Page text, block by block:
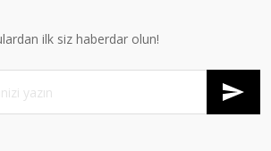
ilk siz haberdar olun!